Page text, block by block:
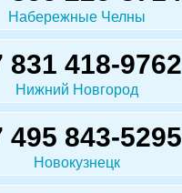
Набережные Челны
831 418-9762
Нижний Новгород
495 843-5295
Новокузнецк